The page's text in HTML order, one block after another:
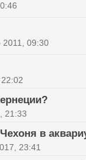
2011, 09:30
21:33
в
23:41